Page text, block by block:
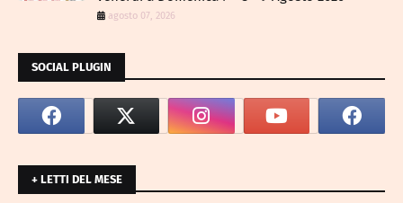
agosto 07, 2026
SOCIAL PLUGIN
+ LETTI DEL MESE